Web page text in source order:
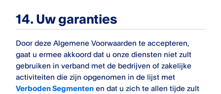
14. Uw garanties
Door deze Algemene Voorwaarden te accepteren,
gaat u ermee akkoord dat u onze diensten niet zult
gebruiken in verband met de bedrijven of zakelijke
activiteiten die zijn opgenomen in de lijst met
Verboden Segmenten en dat u zich te allen tijde zult